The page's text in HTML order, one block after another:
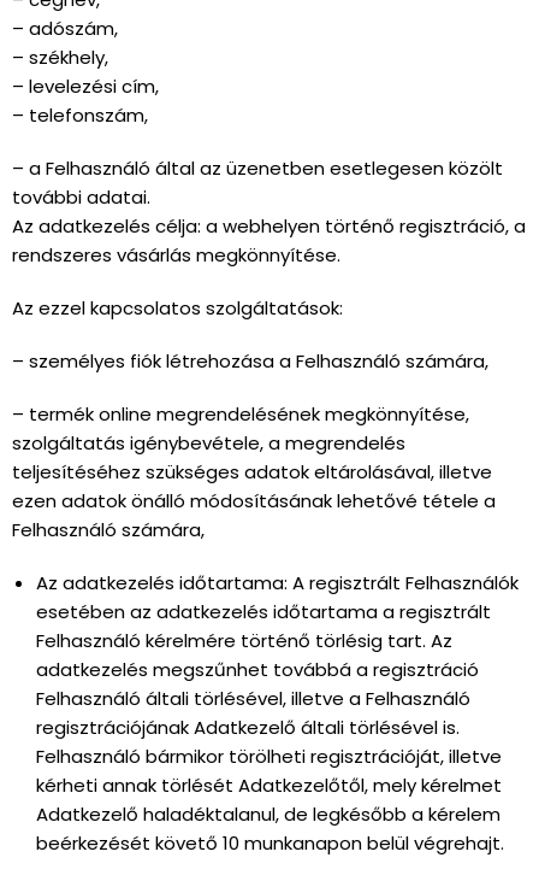
– adószám,
– székhely,
– levelezési cím,
– telefonszám,
– a Felhasználó által az üzenetben esetlegesen közölt
további adatai.
Az adatkezelés célja: a webhelyen történő regisztráció, a
rendszeres vásárlás megkönnyítése.
Az ezzel kapcsolatos szolgáltatások:
– személyes fiók létrehozása a Felhasználó számára,
– termék online megrendelésének megkönnyítése,
szolgáltatás igénybevétele, a megrendelés
teljesítéséhez szükséges adatok eltárolásával, illetve
ezen adatok önálló módosításának lehetővé tétele a
Felhasználó számára,
Az adatkezelés időtartama: A regisztrált Felhasználók
esetében az adatkezelés időtartama a regisztrált
Felhasználó kérelmére történő törlésig tart. Az
adatkezelés megszűnhet továbbá a regisztráció
Felhasználó általi törlésével, illetve a Felhasználó
regisztrációjának Adatkezelő általi törlésével is.
Felhasználó bármikor törölheti regisztrációját, illetve
kérheti annak törlését Adatkezelőtől, mely kérelmet
Adatkezelő haladéktalanul, de legkésőbb a kérelem
beérkezését követő 10 munkanapon belül végrehajt.